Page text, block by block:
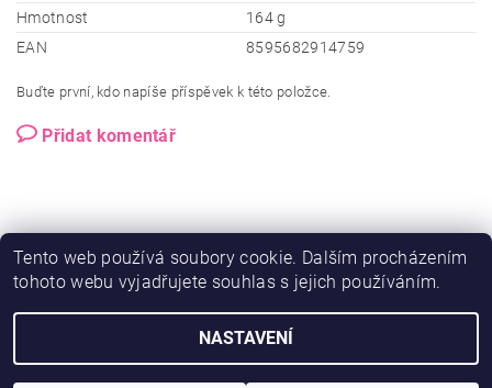
Hmotnost
164 g
EAN
8595682914759
Buďte první, kdo napíše příspěvek k této položce.
Přidat komentář
Tento web používá soubory cookie. Dalším procházením
tohoto webu vyjadřujete souhlas s jejich používáním.
NASTAVENÍ